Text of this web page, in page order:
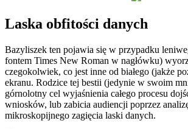
Laska obfitości danych
Bazyliszek ten pojawia się w przypadku
fontem Times New Roman w nagłówku)
czegokolwiek, co jest inne od białego (jakże
ekranu. Rodzice tej bestii (jedynie w swoim
górnolotny cel wyjaśnienia całego procesu
wniosków, lub zabicia audiencji poprzez
mikroskopijnego zagięcia laski danych.